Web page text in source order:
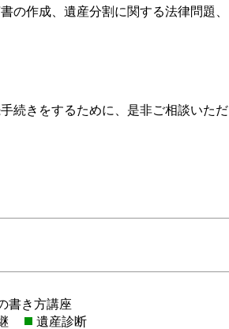
の作成、遺産分割に関する法律問題、
続きをするために、是非ご相談いただ
書き方講座
遺産診断